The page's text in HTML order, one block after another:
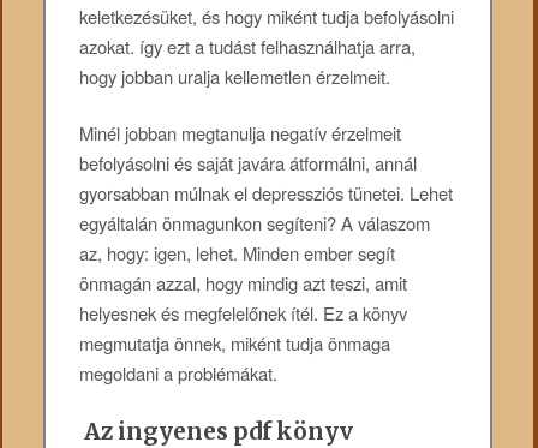
keletkezésüket, és hogy miként tudja befolyásolni
azokat. így ezt a tudást felhasználhatja arra,
hogy jobban uralja kellemetlen érzelmeit.
Minél jobban megtanulja negatív érzelmeit
befolyásolni és saját javára átformálni, annál
gyorsabban múlnak el depressziós tünetei. Lehet
egyáltalán önmagunkon segíteni? A válaszom
az, hogy: igen, lehet. Minden ember segít
önmagán azzal, hogy mindig azt teszi, amit
helyesnek és megfelelőnek ítél. Ez a könyv
megmutatja önnek, miként tudja önmaga
megoldani a problémákat.
Az ingyenes pdf könyv